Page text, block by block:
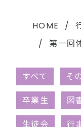
中学生のみなさ
同窓会（外部リ
HOME
第一回
すべて そ
卒業生 図
生徒会 行